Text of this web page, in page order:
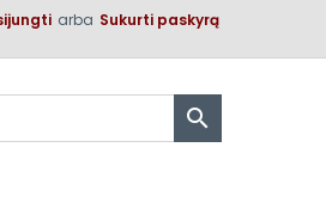
arba Sukurti paskyrą
